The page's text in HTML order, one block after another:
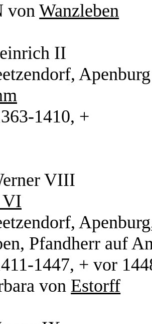
vonWanzleben
1410, +
VI
Pfandherr auf
1447, +
von Estorff